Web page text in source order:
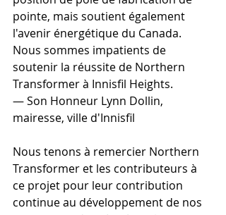
pointe, mais soutient également
l'avenir énergétique du Canada.
Nous sommes impatients de
soutenir la réussite de Northern
Transformer à Innisfil Heights.
— Son Honneur Lynn Dollin,
mairesse, ville d'Innisfil
Nous tenons à remercier Northern
Transformer et les contributeurs à
ce projet pour leur contribution
continue au développement de nos